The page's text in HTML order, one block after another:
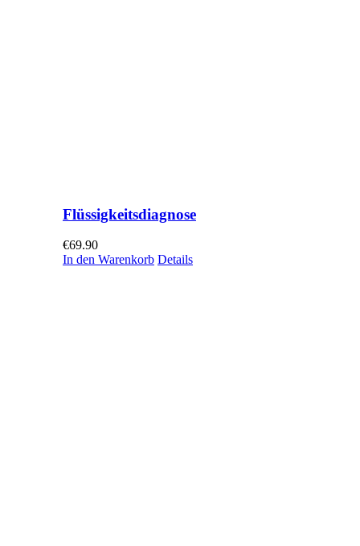
Flüssigkeitsdiagnose
€69.90
In den Warenkorb Details